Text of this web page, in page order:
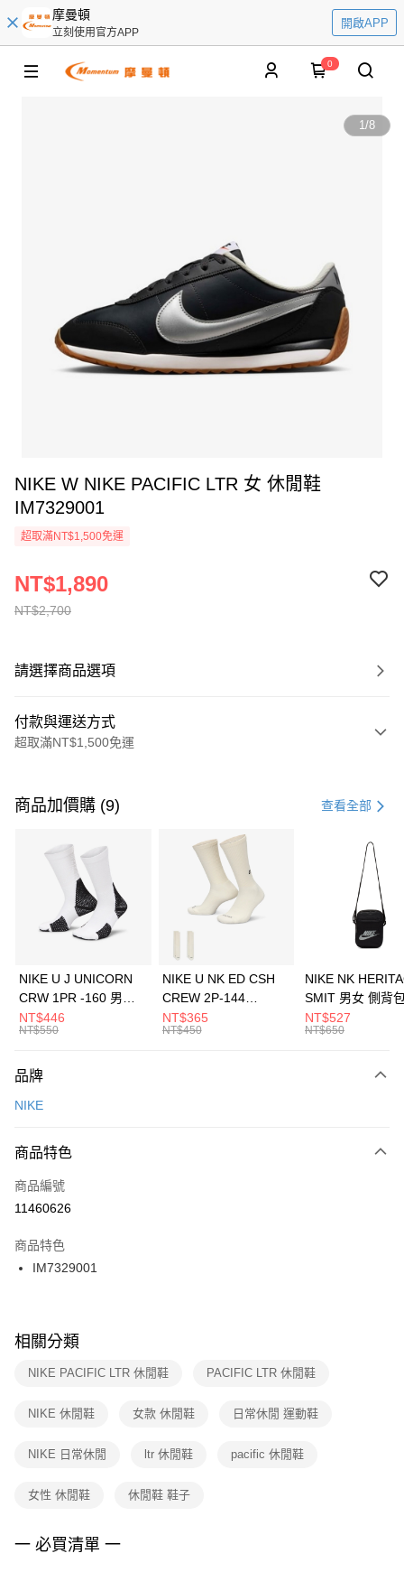
摩曼頓
立刻使用官方APP
開啟APP
0
1/8
NIKE W NIKE PACIFIC LTR 女 休閒鞋
IM7329001
超取滿NT$1,500免運
NT$2,700
NT$1,890
請選擇商品選項
付款與運送方式
超取滿NT$1,500免運
信用卡一次付款
3 期 0 利率 每期 21家銀行
合作金庫商業銀行
第一商業銀行
華南商業銀行
彰化商業銀行
上海商業儲蓄銀行
元大商業銀行
台灣樂天信用卡公司
Apple Pay
全盈+PAY
AFTEE先享後付
【關於「AFTEE先享後付」】
便利好安心！
３．安心：先確認商品／服務後，再付款。
【「AFTEE先享後付」結帳流程】
１．於結帳方式選擇「AFTEE先享後付」後，將跳轉至「AFTEE先享後付」
２．訂單成立數日內，您將收到繳費通知簡訊。
３．收到繳費通知簡訊後14天內，點擊此簡訊中的連結，可透過四大超商／
ATM／網路銀行／等多元方式進行付款，方視為交易完成。
※ 交易是否成功請以「AFTEE先享後付 」之結帳頁面顯示為準，若有關於
是否繳費成功／繳費後需取消欲退款等相關疑問，請聯繫「AFTEE先享後付
客戶支援中心」https://netprotections.freshdesk.com/support/home
１．透過由恩沛科技股份有限公司提供之「AFTEE先享後付」服務完成之交
權轉讓予恩沛科技股份有限公司。
３．未成年的使用者請事先徵得法定代理人或監護人之同意方可使用
４．使用「AFTEE先享後付」時，將依據個別帳號之用戶狀況，依本公司即
運送方式
每筆NT$100，滿NT$1,500(含以上)免運費
宅配
每筆NT$100，滿NT$1,500(含以上)免運費
付款後門市自取
每筆NT$100，滿NT$1,500(含以上)免運費
商品加價購 (9) 查看全部
NIKE U J UNICORN
CRW 1PR -160 男女
中統襪 FZ3393100
NT$446
NT$550
NIKE U NK ED CSH
CREW 2P-144
EMBRDY 男女 短統襪
FZ3073133
NT$365
NT$450
NIKE NK
SMIT 男女 側背
BA5871010
NT$527
NT$650
品牌
NIKE
商品特色
商品編號
11460626
商品特色
IM7329001
相關分類
NIKE PACIFIC LTR 休閒鞋 PACIFIC LTR 休閒鞋
NIKE 休閒鞋 女款 休閒鞋 日常休閒 運動鞋
NIKE 日常休閒 ltr 休閒鞋 pacific 休閒鞋
女性 休閒鞋 休閒鞋 鞋子
一 必買清單 一